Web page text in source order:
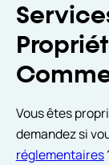
Vous êtes
demandez si
réglementaires